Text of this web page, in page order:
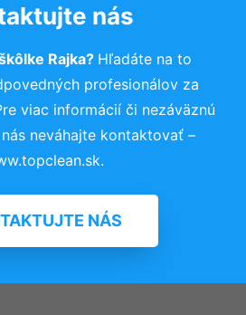
nás
Rajka? Hľadáte na to
profesionálov za
viac informácií či nezáväznú
neváhajte kontaktovať –
NÁS